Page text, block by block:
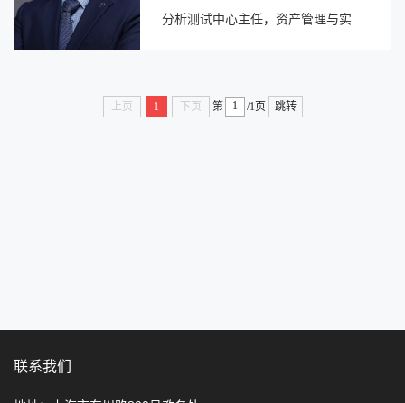
分析测试中心主任，资产管理与实验
校长。...
上页 1 下页 第 /1页 跳转
联系我们